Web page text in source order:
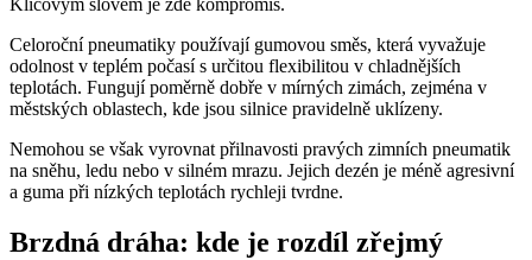
Klíčovým slovem je zde kompromis.
Celoroční pneumatiky používají gumovou směs, která vyvažuje
odolnost v teplém počasí s určitou flexibilitou v chladnějších
teplotách. Fungují poměrně dobře v mírných zimách, zejména v
městských oblastech, kde jsou silnice pravidelně uklízeny.
Nemohou se však vyrovnat přilnavosti pravých zimních pneumatik
na sněhu, ledu nebo v silném mrazu. Jejich dezén je méně agresivní
a guma při nízkých teplotách rychleji tvrdne.
Brzdná dráha: kde je rozdíl zřejmý